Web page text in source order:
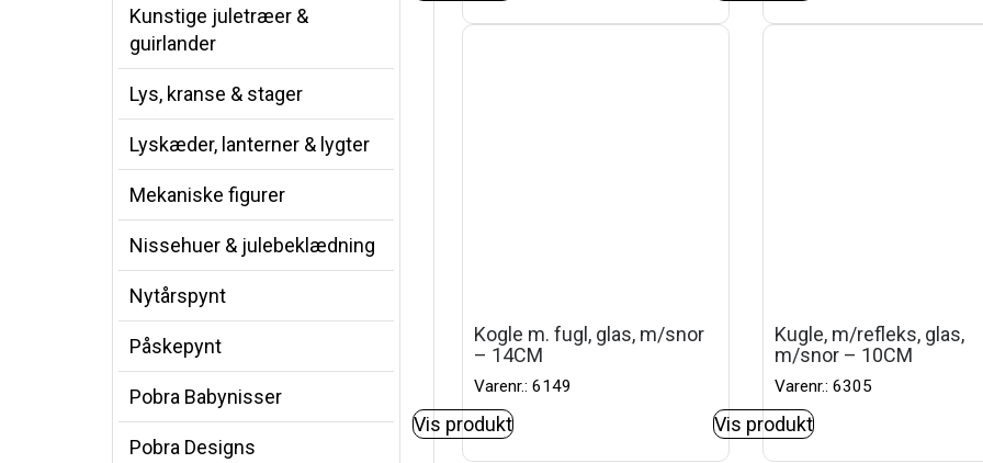
Kunstige juletræer &
guirlander
Lys, kranse & stager
Lyskæder, lanterner & lygter
Mekaniske figurer
Nissehuer & julebeklædning
Nytårspynt
Påskepynt
Pobra Babynisser
Pobra Designs
Kogle m. fugl, glas, m/snor
– 14CM
Varenr.: 6149
Vis produkt
Kugle, m/refleks, glas,
m/snor – 10CM
Varenr.: 6305
Vis produkt